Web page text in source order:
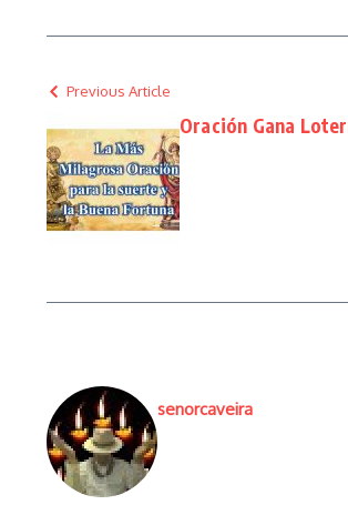
Previous Article
Oración Gana
senorcaveira